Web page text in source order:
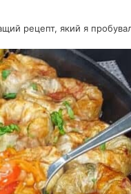
рецепт, який я